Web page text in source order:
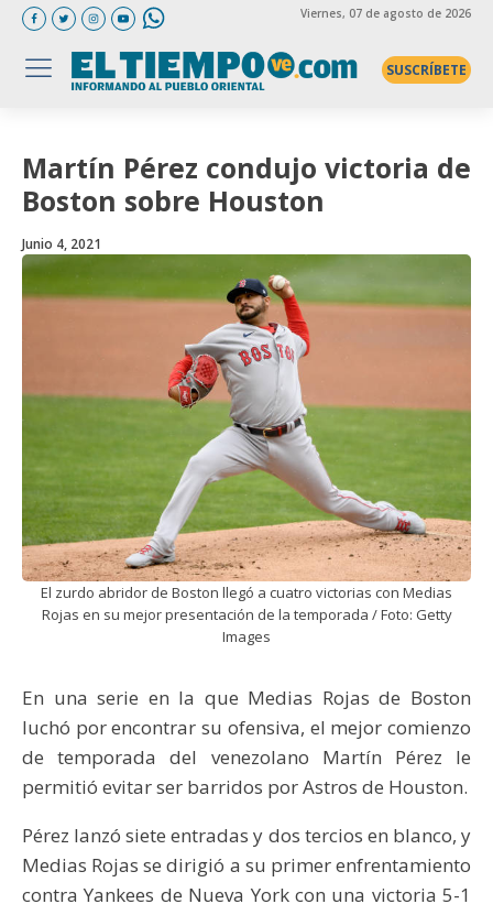
Viernes, 07 de agosto de 2026
SUSCRÍBETE
Martín Pérez condujo victoria de
Boston sobre Houston
Junio 4, 2021
El zurdo abridor de Boston llegó a cuatro victorias con Medias
Rojas en su mejor presentación de la temporada / Foto: Getty
Images
En una serie en la que Medias Rojas de Boston
luchó por encontrar su ofensiva, el mejor comienzo
de temporada del venezolano Martín Pérez le
permitió evitar ser barridos por Astros de Houston.
Pérez lanzó siete entradas y dos tercios en blanco, y
Medias Rojas se dirigió a su primer enfrentamiento
contra Yankees de Nueva York con una victoria 5-1